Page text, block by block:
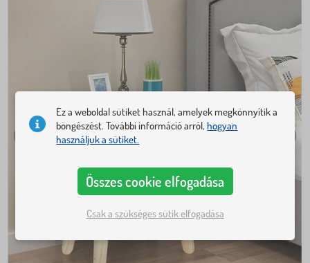
Ez a weboldal sütiket használ, amelyek megkönnyítik a
böngészést. További információ arról,hogyan
használjuk a sütiket.
Összes cookie elfogadása
Csak a szükséges sütik elfogadása